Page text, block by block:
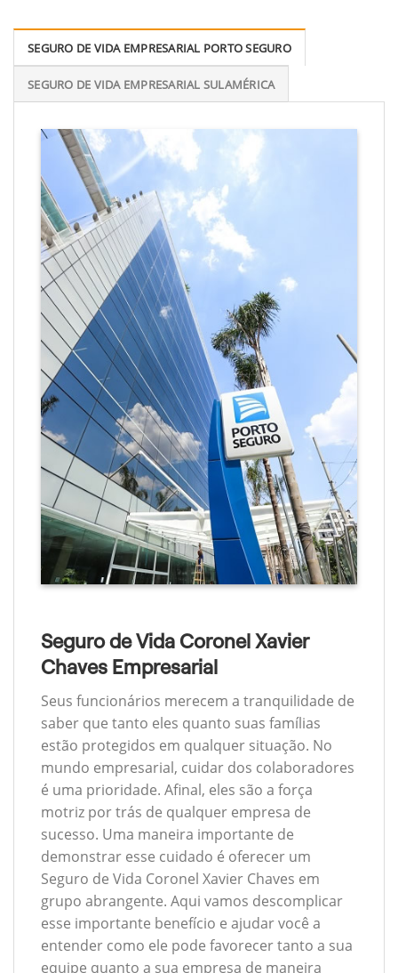
SEGURO DE VIDA EMPRESARIAL PORTO SEGURO
SEGURO DE VIDA EMPRESARIAL SULAMÉRICA
Seguro de Vida Coronel Xavier
Chaves Empresarial
Seus funcionários merecem a tranquilidade de
saber que tanto eles quanto suas famílias
estão protegidos em qualquer situação. No
mundo empresarial, cuidar dos colaboradores
é uma prioridade. Afinal, eles são a força
motriz por trás de qualquer empresa de
sucesso. Uma maneira importante de
demonstrar esse cuidado é oferecer um
Seguro de Vida Coronel Xavier Chaves em
grupo abrangente. Aqui vamos descomplicar
esse importante benefício e ajudar você a
entender como ele pode favorecer tanto a sua
equipe quanto a sua empresa de maneira